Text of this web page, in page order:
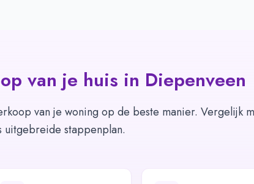
van je huis in Diepenveen
van je woning op de beste manier. Vergelijk
uitgebreide stappenplan.